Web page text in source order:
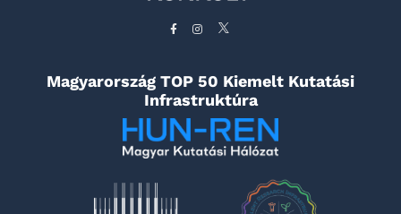
Magyarország TOP 50 Kiemelt Kutatási
Infrastruktúra